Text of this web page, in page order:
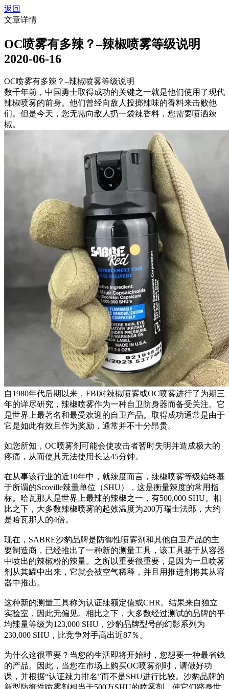
返回
文章详情
OC喷雾有多辣？–辣椒喷雾等级说明
2020-06-16
OC喷雾有多辣？–辣椒喷雾等级说明
数千年前，中国勇士取得成功的关键之一就是他们使用了现代
辣椒喷雾的前身。他们曾经向敌人投掷辣味的香料来击败他
们。但是今天，您无需向敌人扔一袋辣香料，您需要喷洒辣
椒。
自1980年代后期以来，FBI对辣椒喷雾或OC喷雾进行了为期三
年的详尽研究，辣椒喷雾作为一种自卫防身器而备受关注。它
是世界上最著名和最受欢迎的自卫产品。取得成功通常是由于
它是如此有效且作为奖励，通常并不十分昂贵。
如您所知，OC喷雾剂可能会使攻击者暂时失明并造成极大的
疼痛，从而使其无法使用长达45分钟。
在从事该行业的近10年中，就辣度而言，辣椒喷雾等级始终基
于所谓的Scoville辣量单位（SHU），这是衡量辣度的常用指
标。哈瓦那人是世界上最辣的辣椒之一，有500,000 SHU。相
比之下，大多数辣椒喷雾的起效温度为200万瑞士法郎，大约
是哈瓦那人的4倍。
现在，SABRE沙豹品牌是防御性喷雾剂和其他自卫产品的主
要制造商，已经推出了一种新的测量工具，该工具基于从容器
中喷出的辣椒粉的辣量。之所以重要很重要，是因为一旦喷雾
剂从其罐中出来，它就会被空气稀释，并且用推进剂将其从容
器中推出。
这种新的测量工具称为认证辣额定值或CHR。结果来自独立
实验室，因此无偏见。相比之下，大多数经过测试的品牌的平
均辣量等级为123,000 SHU，沙豹品牌型号的幻影系列为
230,000 SHU，比竞争对手高出近87％。
为什么这很重要？当您的生活即将开始时，您想要一种最省钱
的产品。因此，当您在市场上购买OC喷雾剂时，请做好功
课，并根据“认证辣力排名”而不是SHU进行比较。沙豹品牌的
新型防御性喷雾剂相当于500万SHU的喷雾剂，使它们跻身世